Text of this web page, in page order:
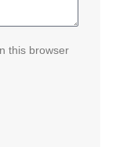
this browser